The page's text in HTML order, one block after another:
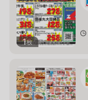
1枚